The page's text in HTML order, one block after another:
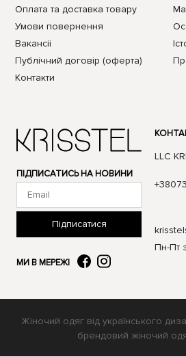
ПІДПИСАТИСЬ НА НОВИНИ
Підписатися
МИ В МЕРЕЖІ
Оплата та доставка товару
Умови повернення
Вакансii
Публічний договір (оферта)
Контакти
LLC
Пн-Пт
Жіночий одяг від українського
брендовий жіночий